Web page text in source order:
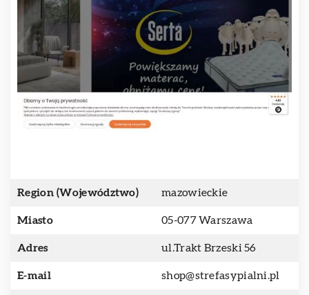
Region (Województwo) mazowieckie
Miasto 05-077 Warszawa
Adres ul.Trakt Brzeski 56
E-mail shop@strefasypialni.pl